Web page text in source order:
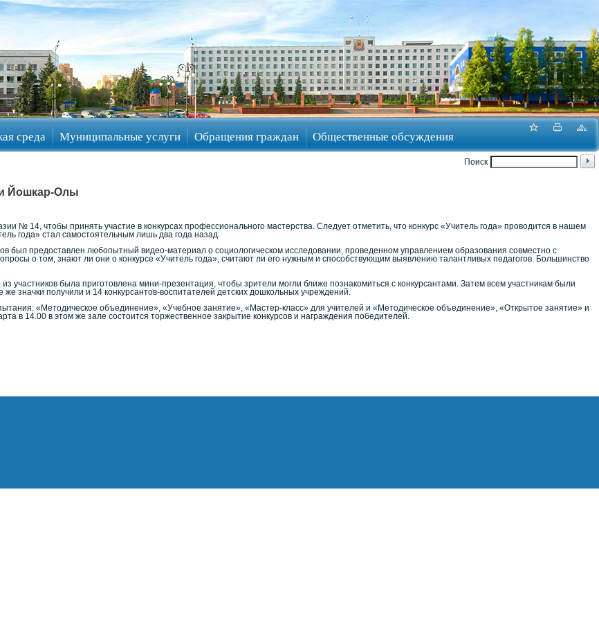
среда Муниципальные услуги Обращения граждан Общественные обсуждения
Поиск
Йошкар-Олы
№ 14, чтобы принять участие в конкурсах профессионального мастерства. Следует отметить, что конкурс «Учитель года» проводится в нашем
года» стал самостоятельным лишь два года назад.
был предоставлен любопытный видео-материал о социологическом исследовании, проведенном управлением образования совместно с
о том, знают ли они о конкурсе «Учитель года», считают ли его нужным и способствующим выявлению талантливых педагогов. Большинство
участников была приготовлена мини-презентация, чтобы зрители могли ближе познакомиться с конкурсантами. Затем всем участникам были
же значки получили и 14 конкурсантов-воспитателей детских дошкольных учреждений.
«Методическое объединение», «Учебное занятие», «Мастер-класс» для учителей и «Методическое объединение», «Открытое занятие» и
в 14.00 в этом же зале состоится торжественное закрытие конкурсов и награждения победителей.